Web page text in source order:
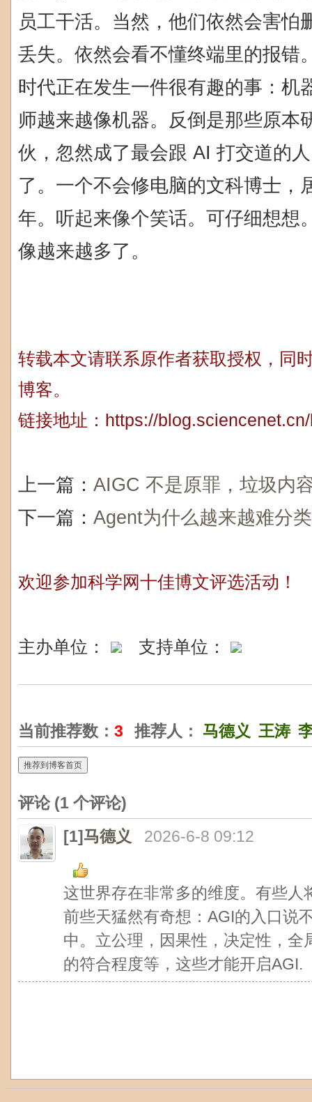
员工干活。当然，他们依然会害怕
丢失。依然会看不懂终端里的报错
时代正在发生一件很有趣的事：机
师越来越像机器。反倒是那些原本
伙，忽然成了最会跟 AI 打交道的
了。一个不会修电脑的文科博士，
年。听起来像个笑话。可仔细想想
像越来越多了。
转载本文请联系原作者获取授权，同
博客。
链接地址： https://
上一篇： AIGC 不是原罪，垃圾内
下一篇： Agent为什么越来越难分类
欢迎参加科学网十佳博文评选活动！
主办单位： 支持单位：
当前推荐数： 3 推荐人： 马德义 王涛
推荐到博客首页
评论 (1 个评论)
[1]马德义 2026-6-8 09:12
这世界存在非常多的维度。有些人
前些天猛然有奇想：AGI的入口说
中。立公理，因果性，决定性，
的符合程度等，这些才能开启AGI.